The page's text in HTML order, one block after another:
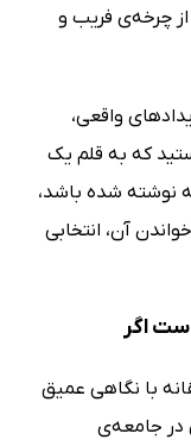
چرخه‌ی فریب و
واقعی،
که به قلم یک
نوشته شده باشد،
آن، انتخابی
اگر
با نگاهی عمیق
در جامعه‌ی